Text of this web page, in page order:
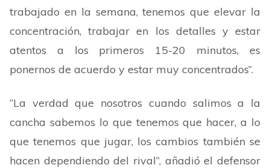
trabajado en la semana, tenemos que elevar la
concentración, trabajar en los detalles y estar
atentos a los primeros 15-20 minutos, es
ponernos de acuerdo y estar muy concentrados”.
“La verdad que nosotros cuando salimos a la
cancha sabemos lo que tenemos que hacer, a lo
que tenemos que jugar, los cambios también se
hacen dependiendo del rival”, añadió el defensor